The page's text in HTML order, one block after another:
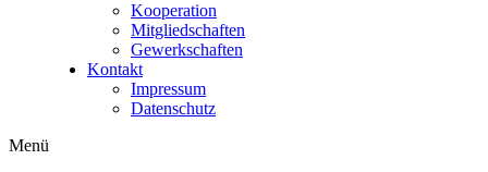
Kooperation
Mitgliedschaften
Gewerkschaften
Kontakt
Impressum
Datenschutz
Menü